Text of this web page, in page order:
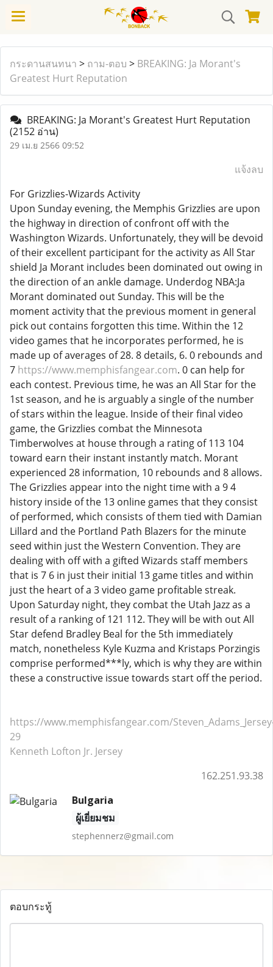
กระดานสนทนา > ถาม-ตอบ > BREAKING: Ja Morant's
Greatest Hurt Reputation
BREAKING: Ja Morant's Greatest Hurt Reputation
(2152 อ่าน)
29 เม.ย 2566 09:52
แจ้งลบ
For Grizzlies-Wizards Activity
Upon Sunday evening, the Memphis Grizzlies are upon
the highway in direction of confront off with the
Washington Wizards. Unfortunately, they will be devoid
of their excellent participant for the activity as All Star
shield Ja Morant includes been dominated out owing in
the direction of an ankle damage. Underdog NBA:Ja
Morant dominated out Sunday. This will be the
moment activity that the previous moment in general
pick out contains forgotten this time. Within the 12
video games that he incorporates performed, he is
made up of averages of 28. 8 details, 6. 0 rebounds and
7 https://www.memphisfangear.com. 0 can help for
each contest. Previous time, he was an All Star for the
1st season, and he is arguably a single of the number
of stars within the league. Inside of their final video
game, the Grizzlies combat the Minnesota
Timberwolves at house through a rating of 113 104
toward earn their instant instantly match. Morant
experienced 28 information, 10 rebounds and 8 allows.
The Grizzlies appear into the night time with a 9 4
history inside of the 13 online games that they consist
of performed, which consists of them tied with Damian
Lillard and the Portland Path Blazers for the minute
seed within just the Western Convention. They are
dealing with off with a gifted Wizards staff members
that is 7 6 in just their initial 13 game titles and within
just the heart of a 3 video game profitable streak.
Upon Saturday night, they combat the Utah Jazz as a
result of a ranking of 121 112. They will be with out All
Star defend Bradley Beal for the 5th immediately
match, nonetheless Kyle Kuzma and Kristaps Porzingis
comprise performed***ly, which is why they are within
these a constructive issue towards start off the period.
https://www.memphisfangear.com/
29
Kenneth Lofton Jr. Jersey
162.251.93.38
Bulgaria
ผู้เยี่ยมชม
stephennerz@gmail.com
ตอบกระทู้